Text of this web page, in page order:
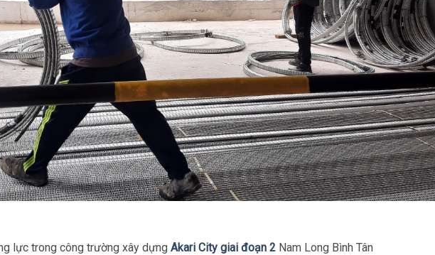
lực trong công trường xây dựngAkari City giai đoạn 2 Nam Long Bình Tân